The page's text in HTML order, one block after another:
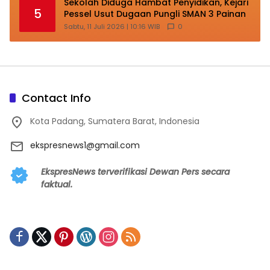
5
Sekolah Diduga Hambat Penyidikan, Kejari
Pessel Usut Dugaan Pungli SMAN 3 Painan
Sabtu, 11 Juli 2026 | 10:16 WIB 0
Contact Info
Kota Padang, Sumatera Barat, Indonesia
ekspresnews1@gmail.com
EkspresNews terverifikasi Dewan Pers secara
faktual.